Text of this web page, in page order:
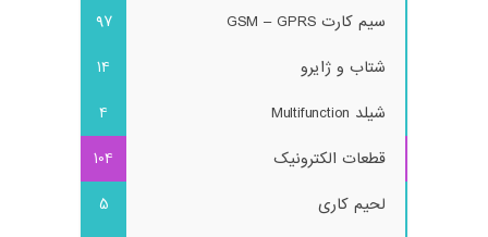
سیم کارت GSM – GPRS
97
شتاب و ژایرو
14
شیلد Multifunction
4
قطعات الکترونیک
104
لحیم کاری
5